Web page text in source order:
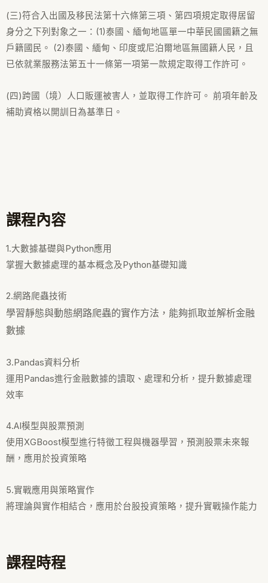
(三)符合入出國及移民法第十六條第三項、第四項規定取得居留
身分之下列對象之一：(1)泰國、緬甸地區單一中華民國國籍之無
戶籍國民。 (2)泰國、緬甸、印度或尼泊爾地區無國籍人民，且
已依就業服務法第五十一條第一項第一款規定取得工作許可。
(四)跨國（境）人口販運被害人，並取得工作許可。 前項年齡及
補助資格以開訓日為基準日。
課程內容
1.大數據基礎與Python應用
掌握大數據處理的基本概念及Python基礎知識
2.網路爬蟲技術
學習靜態與動態網路爬蟲的實作方法，能夠抓取並解析金融
數據
3.Pandas資料分析
運用Pandas進行金融數據的讀取、處理和分析，提升數據處理
效率
4.AI模型與股票預測
使用XGBoost模型進行特徵工程與機器學習，預測股票未來報
酬，應用於投資策略
5.實戰應用與策略實作
將理論與實作相結合，應用於台股投資策略，提升實戰操作能力
課程時程